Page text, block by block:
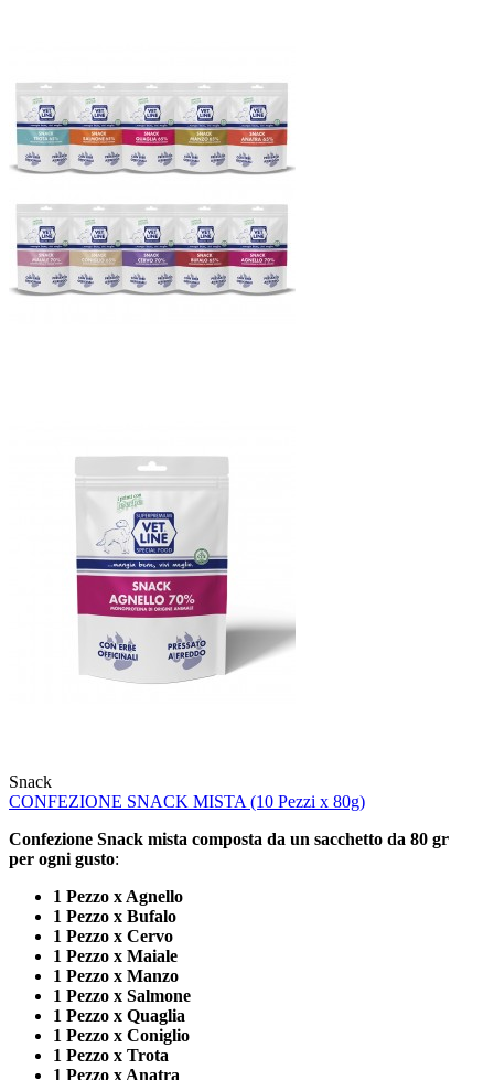
Snack
CONFEZIONE SNACK MISTA (10 Pezzi x 80g)
Confezione Snack mista composta da un sacchetto da 80 gr
per ogni gusto:
1 Pezzo x Agnello
1 Pezzo x Bufalo
1 Pezzo x Cervo
1 Pezzo x Maiale
1 Pezzo x Manzo
1 Pezzo x Salmone
1 Pezzo x Quaglia
1 Pezzo x Coniglio
1 Pezzo x Trota
1 Pezzo x Anatra